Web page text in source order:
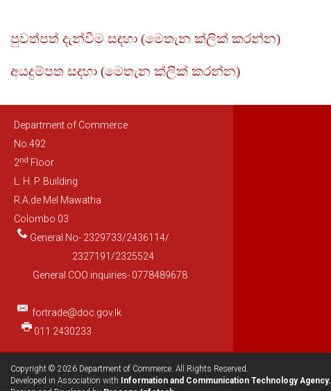
පුවත්පත් දැන්වීම සඳහා (මෙතැන ක්ලික් කරන්න)
අයදුම්පත සඳහා (මෙතැන ක්ලික් කරන්න)
Department of Commerce
No.492
2nd Floor
L. H. P. Building
R.A.de Mel Mawatha
Colombo 03
General No- 2329733/2436114/
2327191/2325524
General COO inquiries- 0778489678
fortrade@doc.gov.lk
011 2430233
Copyright © 2026 Department of Commerce. All Rights Reserved.
Developed in Association with
Information and Communication Technology Agency.